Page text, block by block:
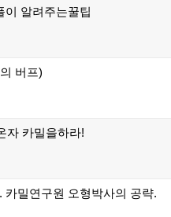
이 알려주는꿀팁
버프)
자 카밀을하라!
밀연구원 오형박사의 공략.